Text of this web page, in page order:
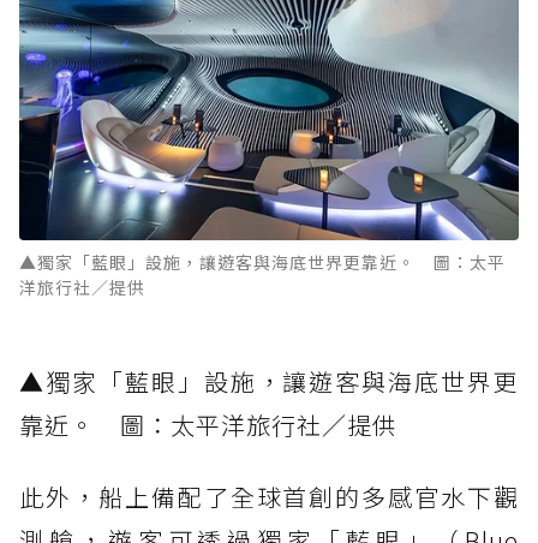
▲獨家「藍眼」設施，讓遊客與海底世界更靠近。 圖：太平
洋旅行社／提供
▲獨家「藍眼」設施，讓遊客與海底世界更
靠近。 圖：太平洋旅行社／提供
此外，船上備配了全球首創的多感官水下觀